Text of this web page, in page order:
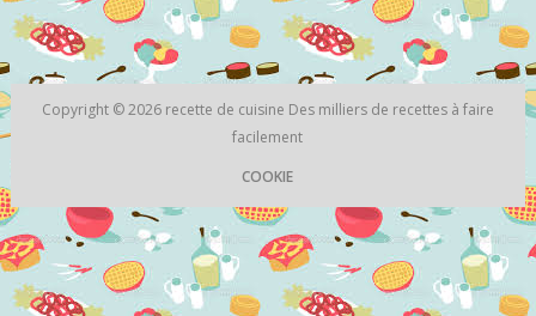
Copyright © 2026 recette de cuisine Des milliers de recettes à faire
facilement
COOKIE